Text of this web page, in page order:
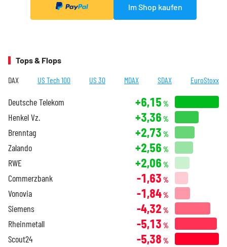
Im Shop kaufen
Tops & Flops
DAX US Tech 100 US 30 MDAX SDAX EuroStoxx
Deutsche Telekom +6,15 %
Henkel Vz. +3,36 %
Brenntag +2,73 %
Zalando +2,56 %
RWE +2,06 %
Commerzbank -1,63 %
Vonovia -1,84%
Siemens -4,32 %
Rheinmetall -5,13 %
Scout24 -5,38 %